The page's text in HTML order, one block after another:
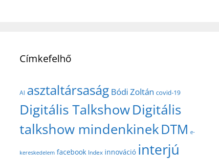
Címkefelhő
AI asztaltársaság Bódi Zoltán covid-19
Digitális TalkshowDigitális
talkshow mindenkinekDTM e-
kereskedelem facebook Index innováció interjú